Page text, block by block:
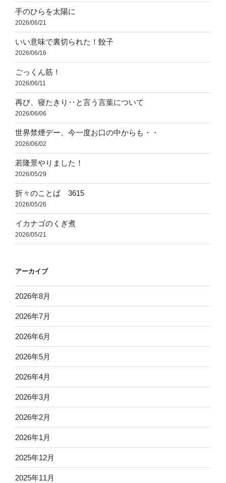
手のひらを太陽に
2026/06/21
いい意味で裏切られた！餃子
2026/06/16
ごっくん筋！
2026/06/11
再び、寝たきり‥と言う言葉について
2026/06/06
世界禁煙デー、今一度お口の中からも・・
2026/06/02
若隆景やりました！
2026/05/29
折々のことば 3615
2026/05/26
イカナゴのくぎ煮
2026/05/21
アーカイブ
2026年8月
2026年7月
2026年6月
2026年5月
2026年4月
2026年3月
2026年2月
2026年1月
2025年12月
2025年11月